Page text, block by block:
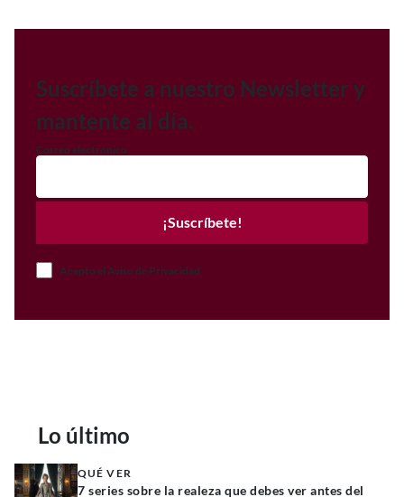
Suscríbete a nuestro Newsletter y
mantente al día.
Correo electrónico
¡Suscríbete!
Acepto el Aviso de Privacidad
Lo último
QUÉ VER
7 series sobre la realeza que debes ver antes del